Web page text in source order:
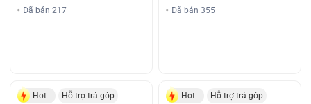
Đã bán 217 Đã bán 355
Hot Hỗ trợ trả góp Hot Hỗ trợ trả góp